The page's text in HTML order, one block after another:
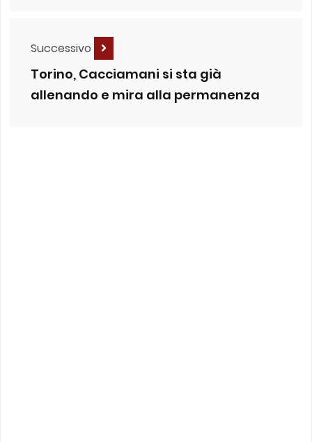
Successivo
Torino, Cacciamani si sta già
allenando e mira alla permanenza